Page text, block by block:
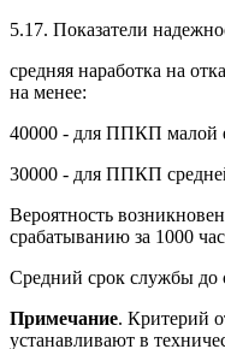
5.17. Показатели
средняя наработка на
на менее:
40000 - для ППКП малой
30000 - для ППКП
Вероятность
срабатыванию за 1000
Средний срок службы до
Примечание. Критерий
устанавливают в